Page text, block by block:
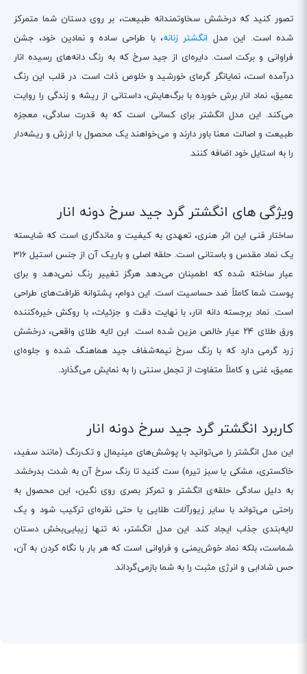
تصور کنید که درخشش سخاوتمندانه طبیعت، بر روی دستان شما متمرکز
شده است. این مدل انگشتر زنانه، با طراحی ساده و نمادین خود، جشن
فراوانی و برکت است. دایره‌ای از جید سرخ که به رنگ دانه‌های رسیده انار
درآمده است، نمایانگر گرمای خورشید و خلوص ذات است. در قلب این رنگ
عمیق، نماد انار برش خورده با برگ‌هایش، داستانی از ریشه و زندگی را روایت
می‌کند. این مدل انگشتر برای کسانی است که به قدرت سادگی، معجزه
طبیعت و اصالت معنا باور دارند و می‌خواهند یک محصول با ارزش و ریشه‌دار
را به استایل خود اضافه کنند.
ویژگی های انگشتر گرد جید سرخ دونه انار
ساختار فنی این اثر هنری، تعهدی به کیفیت و ماندگاری است که شایسته
یک نماد مقدس و باستانی است. حلقه اصلی و باریک آن از جنس استیل 316
عیار ساخته شده که اطمینان می‌دهد هرگز تغییر رنگ نمی‌دهد و برای
پوست شما کاملاً ضد حساسیت است. این دوام، پشتوانه ظرافت‌های طراحی
است. نماد برجسته دانه انار، با نهایت دقت و جزئیات، با روکش خیره‌کننده
ورق طلای ۲۴ عیار خالص مزین شده است. این لایه طلای واقعی، درخشش
زرد گرمی دارد که با رنگ سرخ نیمه‌شفاف جید هماهنگ شده و جلوه‌ای
عمیق، غنی و کاملاً متفاوت از تجمل سنتی را به نمایش می‌گذارد.
کاربرد انگشتر گرد جید سرخ دونه انار
این مدل انگشتر را می‌توانید با پوشش‌های مینیمال و تک‌رنگ (مانند سفید،
خاکستری، مشکی یا سبز تیره) ست کنید تا رنگ سرخ آن به شدت بدرخشد.
به دلیل سادگی حلقه‌ی انگشتر و تمرکز بصری روی نگین، این محصول به
راحتی می‌تواند با سایر زیورآلات طلایی یا حتی نقره‌ای ترکیب شود و یک
لایه‌بندی جذاب ایجاد کند. این مدل انگشتر، نه تنها زیبایی‌بخش دستان
شماست، بلکه نماد خوش‌یمنی و فراوانی است که هر بار با نگاه کردن به آن،
حس شادابی و انرژی مثبت را به شما بازمی‌گرداند.